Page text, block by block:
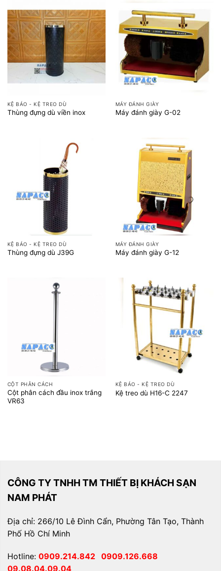
KỆ BÁO - KỆ TREO DÙ
Thùng đựng dù viền inox
MÁY ĐÁNH GIÀY
Máy đánh giày G-02
KỆ BÁO - KỆ TREO DÙ
Thùng đựng dù J39G
MÁY ĐÁNH GIÀY
Máy đánh giày G-12
CỘT PHÂN CÁCH
Cột phân cách đầu inox trắng
VR63
KỆ BÁO - KỆ TREO DÙ
Kệ treo dù H16-C 2247
CÔNG TY TNHH TM THIẾT BỊ KHÁCH SẠN
NAM PHÁT
Địa chỉ: 266/10 Lê Đình Cẩn, Phường Tân Tạo, Thành
Phố Hồ Chí Minh
Hotline: 0909.214.842 0909.126.668
09.08.04.09.04